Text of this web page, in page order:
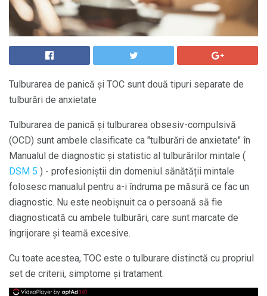
Tulburarea de panică și TOC sunt două tipuri separate de
tulburări de anxietate
Tulburarea de panică și tulburarea obsesiv-compulsivă
(OCD) sunt ambele clasificate ca "tulburări de anxietate" în
Manualul de diagnostic și statistic al tulburărilor mintale (
DSM 5 ) - profesioniștii din domeniul sănătății mintale
folosesc manualul pentru a-i îndruma pe măsură ce fac un
diagnostic. Nu este neobișnuit ca o persoană să fie
diagnosticată cu ambele tulburări, care sunt marcate de
îngrijorare și teamă excesive.
Cu toate acestea, TOC este o tulburare distinctă cu propriul
set de criterii, simptome și tratament.